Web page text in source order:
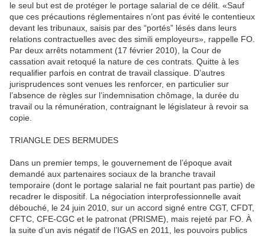
le seul but est de protéger le portage salarial de ce délit. «Sauf
que ces précautions réglementaires n’ont pas évité le contentieux
devant les tribunaux, saisis par des “portés” lésés dans leurs
relations contractuelles avec des simili employeurs», rappelle FO.
Par deux arrêts notamment (17 février 2010), la Cour de
cassation avait retoqué la nature de ces contrats. Quitte à les
requalifier parfois en contrat de travail classique. D’autres
jurisprudences sont venues les renforcer, en particulier sur
l’absence de règles sur l’indemnisation chômage, la durée du
travail ou la rémunération, contraignant le législateur à revoir sa
copie.
TRIANGLE DES BERMUDES
Dans un premier temps, le gouvernement de l’époque avait
demandé aux partenaires sociaux de la branche travail
temporaire (dont le portage salarial ne fait pourtant pas partie) de
recadrer le dispositif. La négociation interprofessionnelle avait
débouché, le 24 juin 2010, sur un accord signé entre CGT, CFDT,
CFTC, CFE-CGC et le patronat (PRISME), mais rejeté par FO. À
la suite d’un avis négatif de l’IGAS en 2011, les pouvoirs publics